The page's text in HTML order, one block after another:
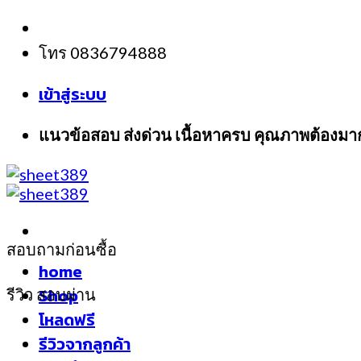
Skip
content
โทร 0836794888
เข้าสู่ระบบ
แนวข้อสอบ ส่งด่วน เนื้อหาครบ คุณภาพต้องม
home
Shop
โหลดฟรี
รีวิวจากลูกค้า
สอบถามก่อนซื้อ
รีวิว สอบผ่าน